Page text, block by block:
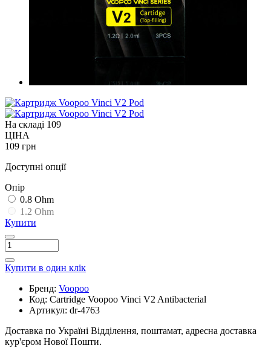
На складі 109
ЦІНА
109 грн
Доступні опції
Опір
0.8 Ohm
1.2 Ohm
Купити
Купити в один клік
Бренд: Voopoo
Код: Cartridge Voopoo Vinci V2 Antibacterial
Артикул: dr-4763
Доставка по Україні Відділення, поштамат, адресна доставка
кур'єром Нової Пошти.